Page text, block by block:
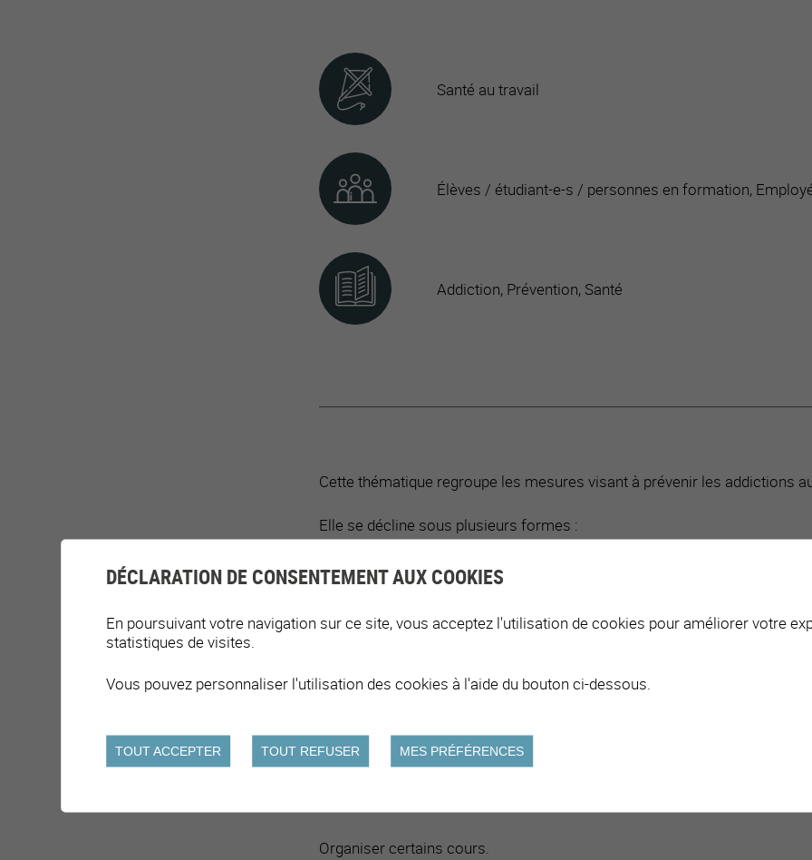
Santé au travail
Élèves / étudiant-e-s / personnes en formation,
Addiction, Prévention, Santé
Cette thématique regroupe les mesures visant à prévenir les addictions
Elle se décline sous plusieurs formes :
La mise en place de programmes de coaching pour les
Mettre en place la mesure.
Organiser certains cours.
DÉCLARATION DE CONSENTEMENT AUX COOKIES
En poursuivant votre navigation sur ce site, vous acceptez l'utilisation de cookies pour améliorer votre
statistiques de visites.
Vous pouvez personnaliser l'utilisation des cookies à l'aide du bouton ci-dessous.
TOUT ACCEPTER TOUT REFUSER MES PRÉFÉRENCES